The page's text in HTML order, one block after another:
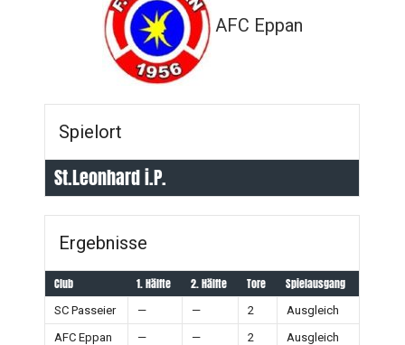
AFC Eppan
Spielort
St.Leonhard i.P.
Ergebnisse
Club 1. Hälfte 2. Hälfte Tore Spielausgang
SC Passeier — — 2
Ausgleich
AFC Eppan
— — 2 Ausgleich